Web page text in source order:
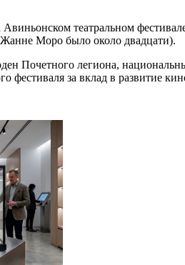
театральном
Моро было около двадцати).
Почетного легиона,
фестиваля за вклад в развитие